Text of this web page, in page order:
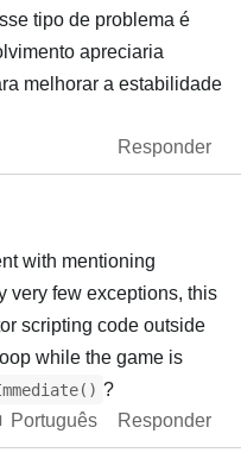
tipo de problema é
apreciaria
melhorar a estabilidade
Responder
with mentioning
very few exceptions, this
scripting code outside
while the game is
?
Português
Responder